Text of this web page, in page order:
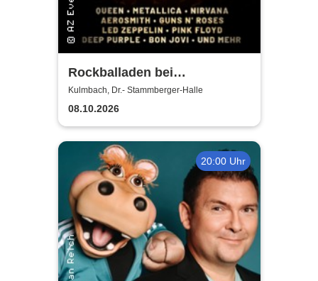
Rockballaden bei
Kerzenschein
Kulmbach, Dr.- Stammberger-Halle
08.10.2026
20:00 Uhr